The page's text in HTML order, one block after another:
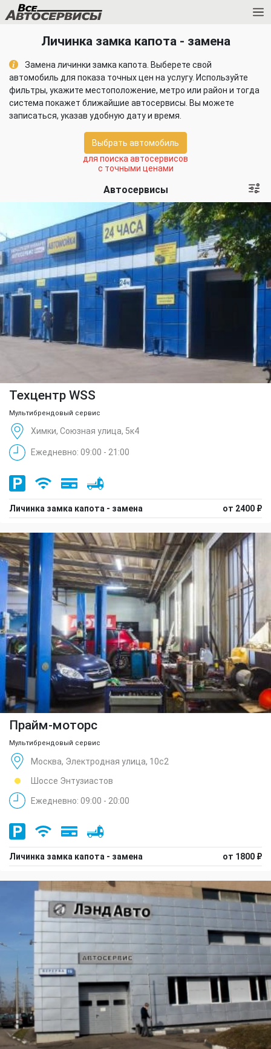
Личинка замка капота - замена
Замена личинки замка капота. Выберете свой
автомобиль для показа точных цен на услугу. Используйте
фильтры, укажите местоположение, метро или район и тогда
система покажет ближайшие автосервисы. Вы можете
записаться, указав удобную дату и время.
Выбрать автомобиль
для поиска автосервисов
с точными ценами
Автосервисы
Техцентр WSS
Мультибрендовый сервис
Химки, Союзная улица, 5к4
Ежедневно: 09:00 - 21:00
Личинка замка капота - замена от 2400 ₽
Прайм-моторс
Мультибрендовый сервис
Москва, Электродная улица, 10с2
Шоссе Энтузиастов
Ежедневно: 09:00 - 20:00
Личинка замка капота - замена от 1800 ₽